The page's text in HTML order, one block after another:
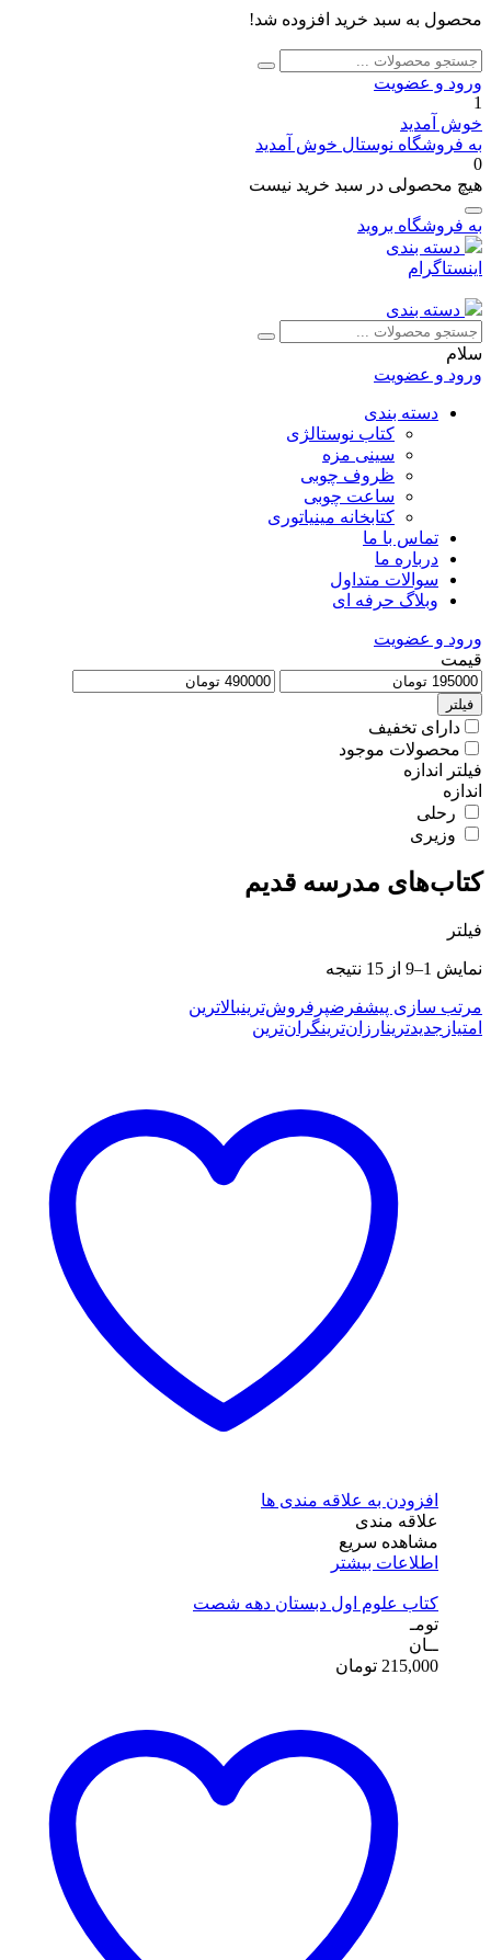
محصول به سبد خرید افزوده شد!
جستجو
برای:
جستجو
ورود و عضویت
1
خوش آمدید
به فروشگاه نوستال خوش آمدید
0
هیچ محصولی در سبد خرید نیست
به فروشگاه بروید
دسته بندی
اینستاگرام
دسته بندی
جستجو
برای:
جستجو
سلام
ورود و عضویت
دسته بندی
کتاب نوستالژی
سینی مزه
ظروف چوبی
ساعت چوبی
کتابخانه مینیاتوری
تماس با ما
درباره ما
سوالات متداول
وبلاگ حرفه ای
ورود و عضویت
قیمت
فیلتر
دارای تخفیف
محصولات موجود
فیلتر اندازه
اندازه
رحلی
وزیری
کتاب‌های مدرسه قدیم
فیلتر
نمایش 1–9 از 15 نتیجه
latestمرتب سازی پیشفرضپرفروش‌ترینبالاترین
امتیاز جدیدترینارزان‌ترینگران‌ترین
افزودن به علاقه مندی ها
علاقه مندی
مشاهده سریع
اطلاعات بیشتر
کتاب علوم اول دبستان دهه شصت
تومـ
ــان
215,000 تومان